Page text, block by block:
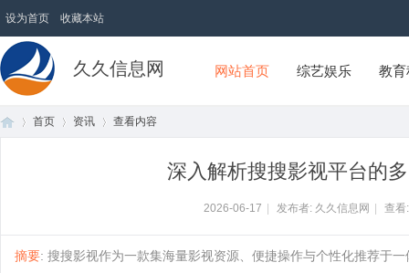
设为首页 收藏本站
久久信息网 网站首页 综艺娱乐 教
首页 资讯 查看内容
深入解析搜搜影视平台的
2026-06-17 发布者: 久久信息网 查
摘要: 搜搜影视作为一款集海量影视资源、便捷操作与个性化推荐于